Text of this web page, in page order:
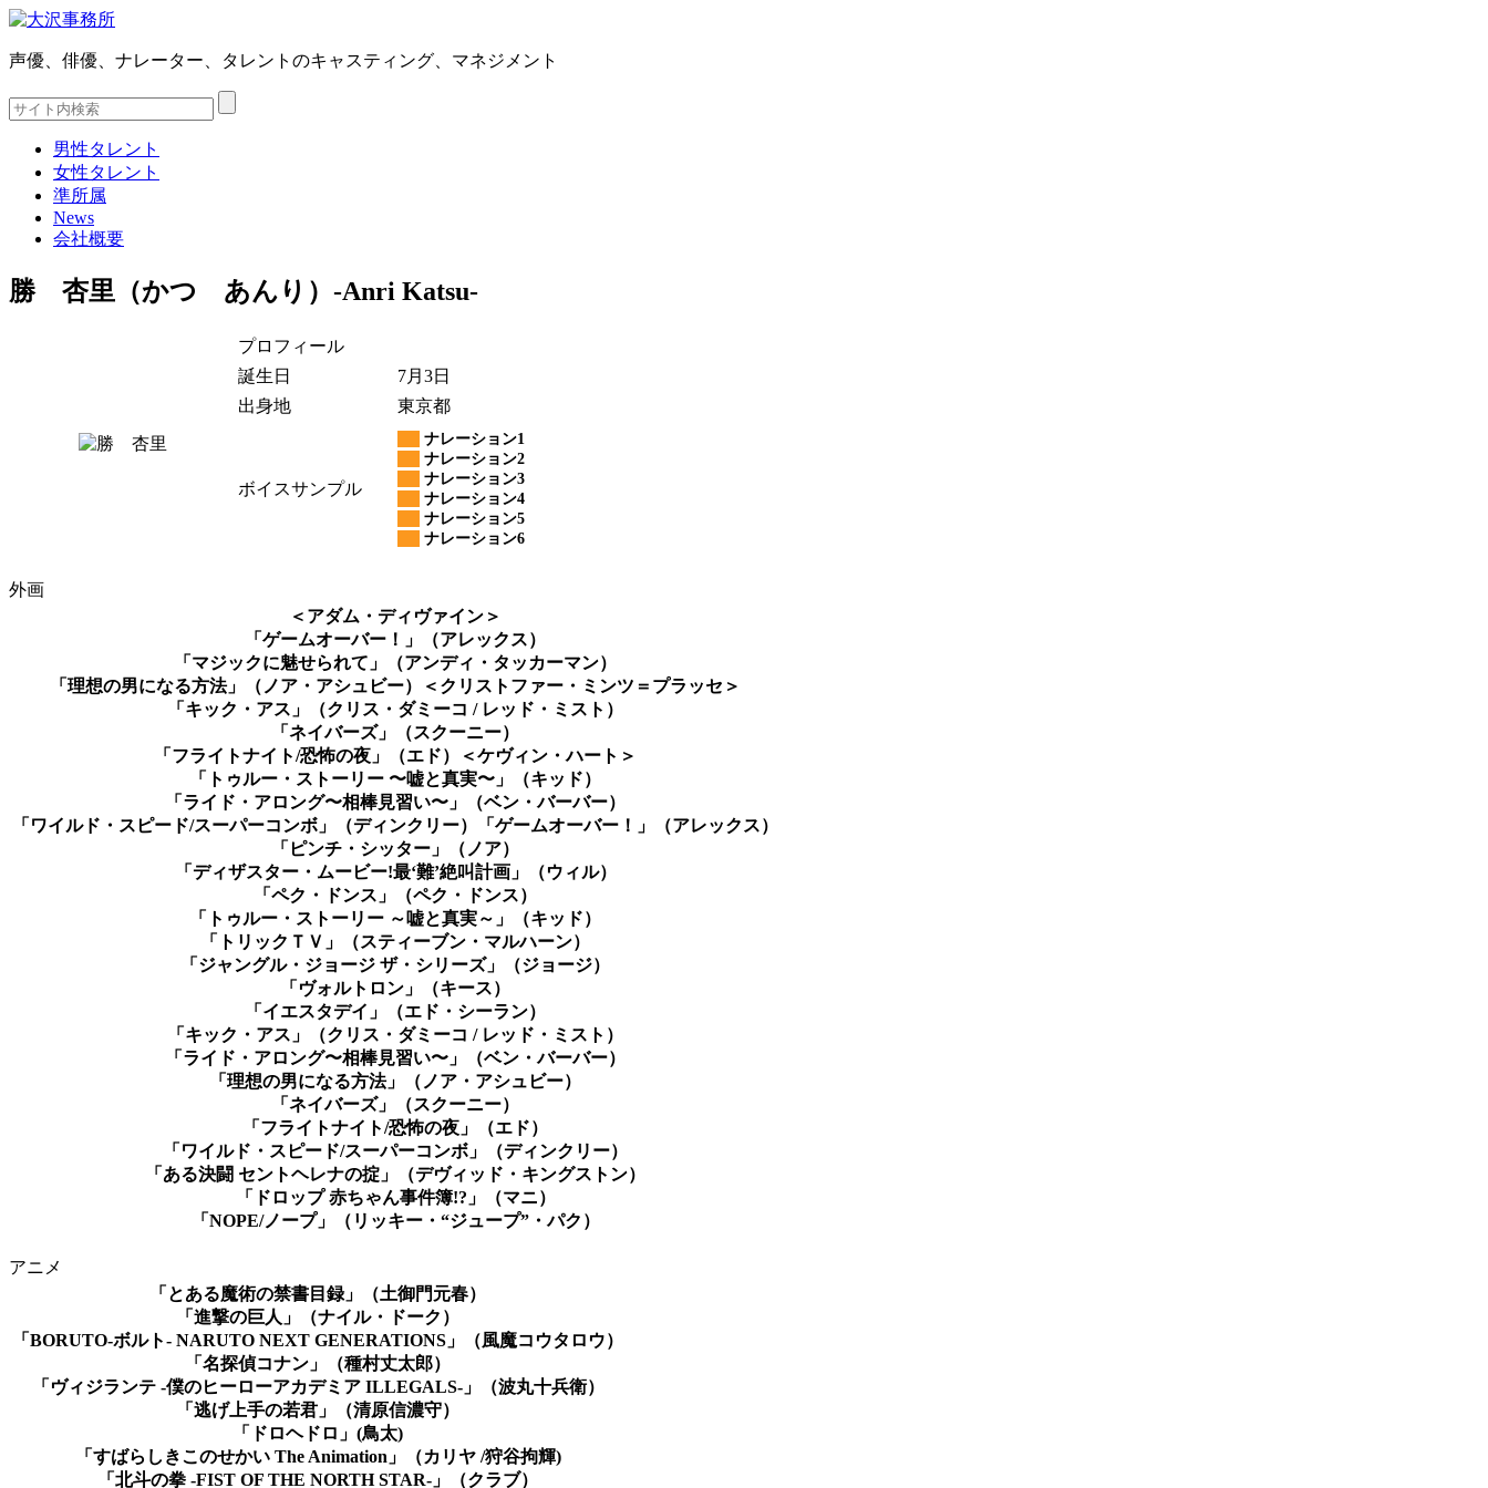
声優、俳優、ナレーター、タレントのキャスティング、マネジメント
男性タレント
女性タレント
準所属
News
会社概要
勝 杏里（かつ あんり）‐Anri Katsu-
プロフィール
誕生日
7月3日
出身地
東京都
ボイスサンプル
ナレーション1
ナレーション2
ナレーション3
ナレーション4
ナレーション5
ナレーション6
外画
＜アダム・ディヴァイン＞
「ゲームオーバー！」（アレックス）
「マジックに魅せられて」（アンディ・タッカーマン）
「理想の男になる方法」（ノア・アシュビー）＜クリストファー・ミンツ＝プラッセ＞
「キック・アス」（クリス・ダミーコ / レッド・ミスト）
「ネイバーズ」（スクーニー）
「フライトナイト/恐怖の夜」（エド）＜ケヴィン・ハート＞
「トゥルー・ストーリー 〜嘘と真実〜」（キッド）
「ライド・アロング〜相棒見習い〜」（ベン・バーバー）
「ワイルド・スピード/スーパーコンボ」（ディンクリー）「ゲームオーバー！」（アレックス）
「ピンチ・シッター」（ノア）
「ディザスター・ムービー!最‘難’絶叫計画」（ウィル）
「ペク・ドンス」（ペク・ドンス）
「トゥルー・ストーリー ～嘘と真実～」（キッド）
「トリックＴＶ」（スティーブン・マルハーン）
「ジャングル・ジョージ ザ・シリーズ」（ジョージ）
「ヴォルトロン」（キース）
「イエスタデイ」（エド・シーラン）
「キック・アス」（クリス・ダミーコ / レッド・ミスト）
「ライド・アロング〜相棒見習い〜」（ベン・バーバー）
「理想の男になる方法」（ノア・アシュビー）
「ネイバーズ」（スクーニー）
「フライトナイト/恐怖の夜」（エド）
「ワイルド・スピード/スーパーコンボ」（ディンクリー）
「ある決闘 セントヘレナの掟」（デヴィッド・キングストン）
「ドロップ 赤ちゃん事件簿!?」（マニ）
「NOPE/ノープ」（リッキー・“ジュープ”・パク）
アニメ
「とある魔術の禁書目録」（土御門元春）
「進撃の巨人」（ナイル・ドーク）
「BORUTO-ボルト- NARUTO NEXT GENERATIONS」（風魔コウタロウ）
「名探偵コナン」（種村丈太郎）
「ヴィジランテ -僕のヒーローアカデミア ILLEGALS-」（波丸十兵衛）
「逃げ上手の若君」（清原信濃守）
「ドロヘドロ」(鳥太)
「すばらしきこのせかい The Animation」（カリヤ /狩谷拘輝)
「北斗の拳 -FIST OF THE NORTH STAR-」（クラブ）